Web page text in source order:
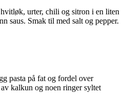
urter, chili og sitron i en liten
saus. Smak til med salt og pepper.
pasta på fat og fordel over
kalkun og noen ringer syltet